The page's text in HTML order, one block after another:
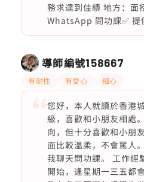
務求達到佳績 地方：面
WhatsApp 問功課✅ 提
導師編號158667
有耐性 有愛心 細心
您好，本人就讀於香港
級，喜歡和小朋友相處
向，但十分喜歡和小朋
面比較温柔，不會駡人
我聊天問功課。 工作經
開始，逢星期一三五都